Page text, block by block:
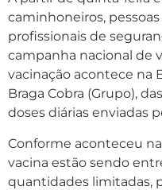
caminhoneiros,
profissionais de
campanha nacional de
vacinação acontece na
Braga Cobra (Grupo),
doses diárias enviadas
Conforme aconteceu
vacina estão sendo
quantidades limitadas,